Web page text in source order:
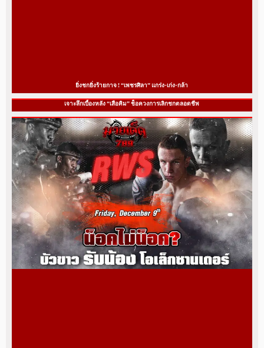
ยิ่งชกยิ่งร้ายกาจ ! “เพชรศิลา” แกร่ง-เก่ง-กล้า
เจาะลึกเบื้องหลัง “เสือคิม” ช็อควงการเลิกชกตลอดชีพ